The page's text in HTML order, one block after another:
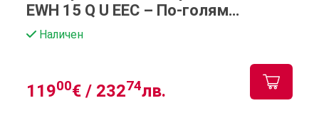
EWH 15 Q U EEC – По-голям
капацитет и висока ефективност
Наличен
11900€ / 23274лв.